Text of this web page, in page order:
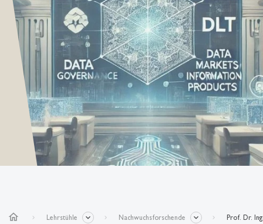
home Lehrstühle Nachwuchsforschende Prof. Dr.